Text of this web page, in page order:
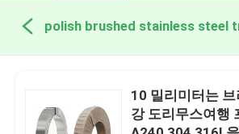
10 밀리미터는
강 도리무스여행